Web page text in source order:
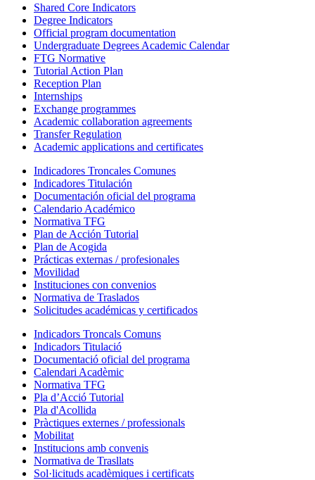
Shared Core Indicators
Degree Indicators
Official program documentation
Undergraduate Degrees Academic Calendar
FTG Normative
Tutorial Action Plan
Reception Plan
Internships
Exchange programmes
Academic collaboration agreements
Transfer Regulation
Academic applications and certificates
Indicadores Troncales Comunes
Indicadores Titulación
Documentación oficial del programa
Calendario Académico
Normativa TFG
Plan de Acción Tutorial
Plan de Acogida
Prácticas externas / profesionales
Movilidad
Instituciones con convenios
Normativa de Traslados
Solicitudes académicas y certificados
Indicadors Troncals Comuns
Indicadors Titulació
Documentació oficial del programa
Calendari Acadèmic
Normativa TFG
Pla d’Acció Tutorial
Pla d'Acollida
Pràctiques externes / professionals
Mobilitat
Institucions amb convenis
Normativa de Trasllats
Sol·licituds acadèmiques i certificats